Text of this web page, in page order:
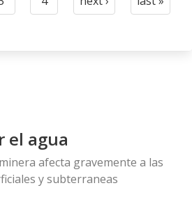
Page Page
Next
Last
el agua
afecta gravemente a las
y subterraneas